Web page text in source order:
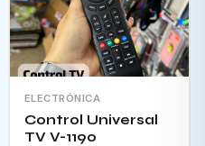
ELECTRÓNICA
Control Universal
TV V-1190